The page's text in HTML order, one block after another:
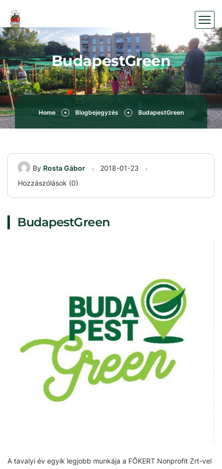
BudapestGreen
Home Blogbejegyzés BudapestGreen
By Rosta Gábor
2018-01-23
Hozzászólások (0)
BudapestGreen
A tavalyi év egyik legjobb munkája a FŐKERT Nonprofit Zrt-vel